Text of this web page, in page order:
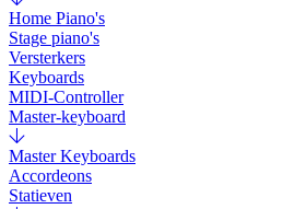
Home Piano's
Stage piano's
Versterkers
Keyboards
MIDI-Controller
Master-keyboard
Master Keyboards
Accordeons
Statieven